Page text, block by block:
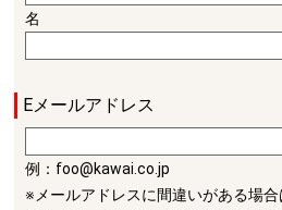
名
Eメールアドレス
例：foo@kawai.co.jp
※メールアドレスに間違いがある場